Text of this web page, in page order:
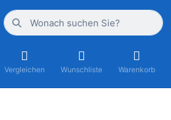
Vergleichen Wunschliste Warenkorb